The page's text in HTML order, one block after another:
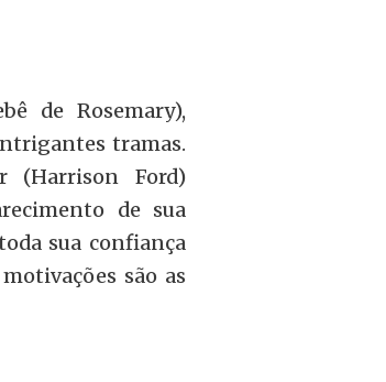
de Rosemary),
tramas.
(Harrison Ford)
de sua
sua confiança
são as